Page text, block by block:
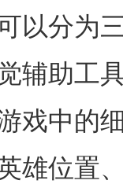
以分为
辅助工
戏中的
雄位置